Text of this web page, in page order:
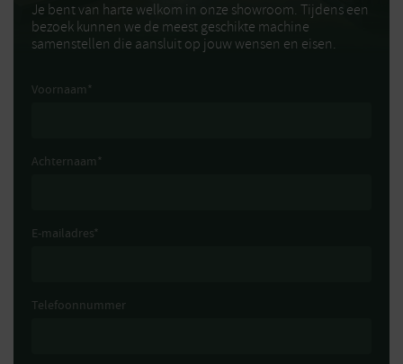
Je bent van harte welkom in onze showroom. Tijdens een
bezoek kunnen we de meest geschikte machine
samenstellen die aansluit op jouw wensen en eisen.
Voornaam *
Achternaam *
E-mailadres*
Telefoonnummer